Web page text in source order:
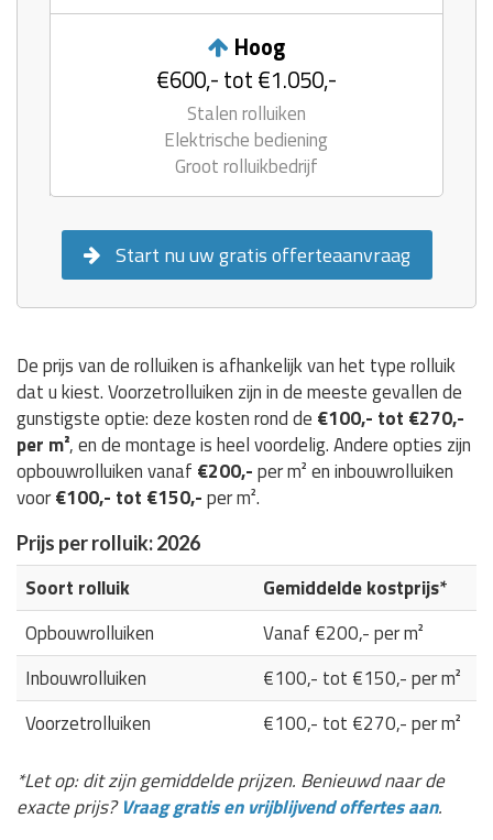
Hoog
€600,- tot €1.050,-
Stalen rolluiken
Elektrische bediening
Groot rolluikbedrijf
Start nu uw gratis offerteaanvraag
De prijs van de rolluiken is afhankelijk van het type rolluik
dat u kiest. Voorzetrolluiken zijn in de meeste gevallen de
gunstigste optie: deze kosten rond de €100,- tot €270,-
per m², en de montage is heel voordelig. Andere opties zijn
opbouwrolluiken vanaf €200,-per m² en inbouwrolluiken
voor€100,- tot €150,-per m².
Prijs per rolluik: 2026
Soort rolluik
Gemiddelde kostprijs*
Opbouwrolluiken
Vanaf €200,- per m²
Inbouwrolluiken
€100,- tot €150,- per m²
Voorzetrolluiken
€100,- tot €270,- per m²
*Let op: dit zijn gemiddelde prijzen. Benieuwd naar de
exacte prijs?Vraag gratis en vrijblijvend offertes aan.